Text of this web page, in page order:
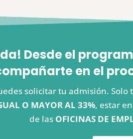
Desde el
en el
solicitar tu admisión.
O MAYOR AL 33%, estar
de las OFICINAS DE